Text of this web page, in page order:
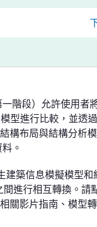
階段）允許使用者
型進行比較，並透
構布局與結構分析
。
築信息模擬模型
進行相互轉換。請
關影片指南、模型